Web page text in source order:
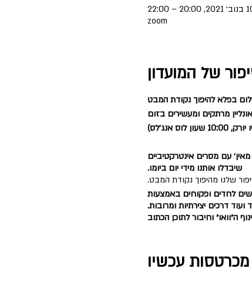
20:00 – 22:00
zoom
של המועדון
בפלא להיפוך נקודת המבט
מרתקים ומעשירים בזום
עם מסרים אינטרקטיביים
שיבדלו אותנו מידי יום ביומו.
שלנו מהיפוך נקודת המבט.
לחדים ופקוחים באמצעות
ועוד דרכים יצירתיות ומרובות.
ה״וואו״ וחיבור לתוכן הכתוב
מנחת הקורס - נתלי תמיר,
מכרטסות עכשיו